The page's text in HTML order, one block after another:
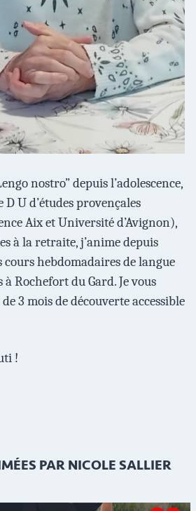
nostro” depuis l’adolescence,
U d’études provençales
Aix et Université d’Avignon),
à la retraite, j’anime depuis
cours hebdomadaires de langue
Rochefort du Gard. Je vous
3 mois de découverte accessible
!
PAR NICOLE SALLIER